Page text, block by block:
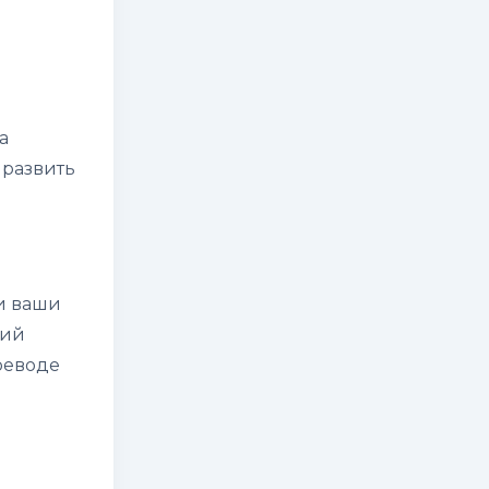
ваши